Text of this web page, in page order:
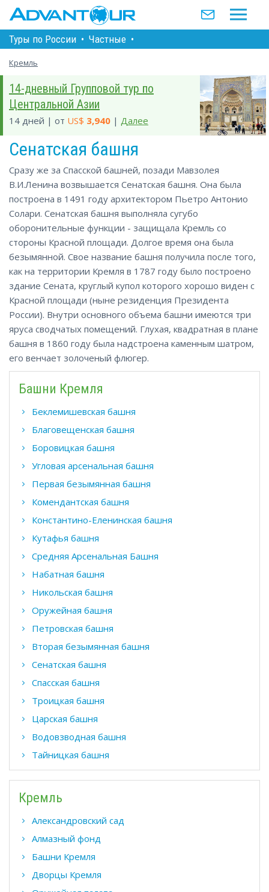
Туры по Росcии • Частные •
Кремль
14-дневный Групповой тур по
Центральной Азии
14 дней | от US$ 3,940 | Далее
Сенатская башня
Сразу же за Спасской башней, позади Мавзолея
В.И.Ленина возвышается Сенатская башня. Она была
построена в 1491 году архитектором Пьетро Антонио
Солари. Сенатская башня выполняла сугубо
оборонительные функции - защищала Кремль со
стороны Красной площади. Долгое время она была
безымянной. Свое название башня получила после того,
как на территории Кремля в 1787 году было построено
здание Сената, круглый купол которого хорошо виден с
Красной площади (ныне резиденция Президента
России). Внутри основного объема башни имеются три
яруса сводчатых помещений. Глухая, квадратная в плане
башня в 1860 году была надстроена каменным шатром,
его венчает золоченый флюгер.
Башни Кремля
Беклемишевская башня
Благовещенская башня
Боровицкая башня
Угловая арсенальная башня
Первая безымянная башня
Комендантская башня
Константино-Еленинская башня
Кутафья башня
Средняя Aрсенальная Башня
Набатная башня
Никольская башня
Оружейная башня
Петровская башня
Вторая безымянная башня
Сенатская башня
Спасская башня
Троицкая башня
Царская башня
Водовзводная башня
Тайницкая башня
Кремль
Александровский сад
Алмазный фонд
Башни Кремля
Дворцы Кремля